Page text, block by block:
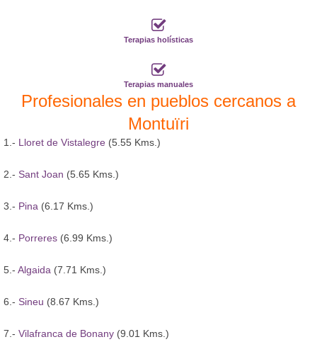
Terapias holísticas
Terapias manuales
Profesionales en pueblos cercanos a
Montuïri
1.- Lloret de Vistalegre (5.55 Kms.)
2.- Sant Joan (5.65 Kms.)
3.- Pina (6.17 Kms.)
4.- Porreres (6.99 Kms.)
5.- Algaida (7.71 Kms.)
6.- Sineu (8.67 Kms.)
7.- Vilafranca de Bonany (9.01 Kms.)